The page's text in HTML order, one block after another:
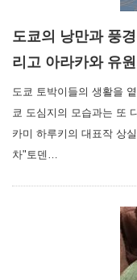
도쿄의 낭만과 풍
리고 아라카와 유원
도쿄 토박이들의 생활을
쿄 도심지의 모습과는 또
카미 하루키의 대표작 상
차"토덴…